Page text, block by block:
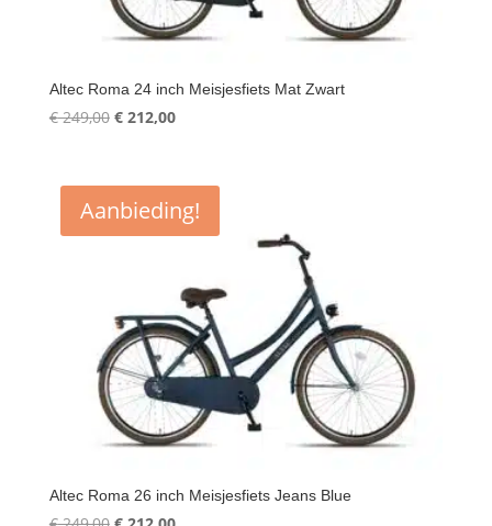
Altec Roma 24 inch Meisjesfiets Mat Zwart
€249,00 Oorspronkelijke
€ 249,00.
€212,00Huidige
€ 212,00.
Aanbieding!
Altec Roma 26 inch Meisjesfiets Jeans Blue